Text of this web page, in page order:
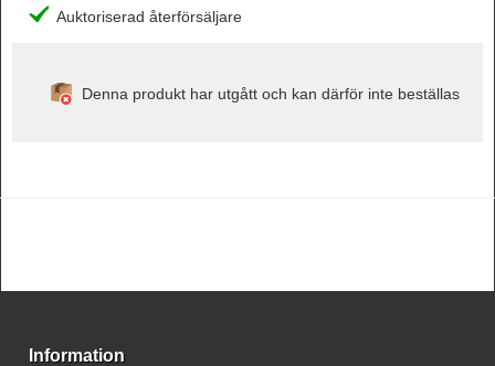
Auktoriserad återförsäljare
Denna produkt har utgått och kan därför inte beställas
Information